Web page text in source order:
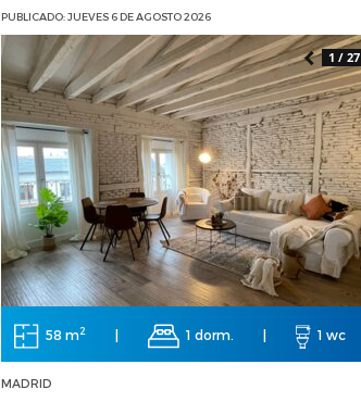
PUBLICADO: JUEVES 6 DE AGOSTO 2026
1 / 27
58 m2 | 1 dorm. | 1 wc
MADRID